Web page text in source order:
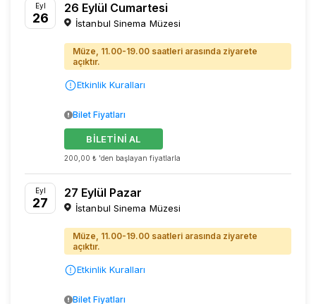
Eyl
26
26 Eylül Cumartesi
İstanbul Sinema Müzesi
Müze, 11.00-19.00 saatleri arasında ziyarete
açıktır.
Etkinlik Kuralları
200,00 ₺ 'den başlayan fiyatlarla
BİLETİNİ AL
Bilet Fiyatları
Eyl
27
27 Eylül Pazar
İstanbul Sinema Müzesi
Müze, 11.00-19.00 saatleri arasında ziyarete
açıktır.
Etkinlik Kuralları
Bilet Fiyatları